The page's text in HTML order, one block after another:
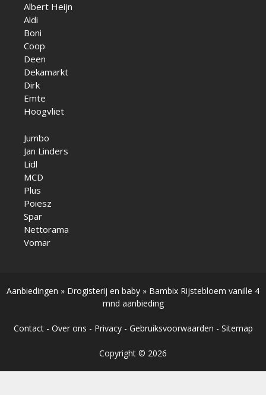
Albert Heijn
Aldi
Boni
Coop
Deen
Dekamarkt
Dirk
Emte
Hoogvliet
Jumbo
Jan Linders
Lidl
MCD
Plus
Poiesz
Spar
Nettorama
Vomar
Aanbiedingen » Drogisterij en baby » Bambix Rijstebloem vanille 4
mnd aanbieding
Contact- Over ons - Privacy- Gebruiksvoorwaarden - Sitemap
Copyright © 2026